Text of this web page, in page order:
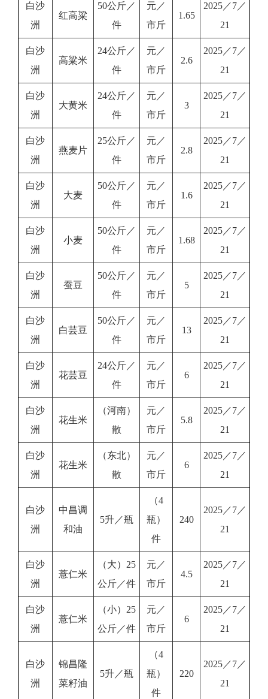
白沙
洲
红高粱
50公斤／
件
元／
市斤
1.65
2025／7／
21
白沙
洲
高粱米
24公斤／
件
元／
市斤
2.6
2025／7／
21
白沙
洲
大黄米
24公斤／
件
元／
市斤
3
2025／7／
21
白沙
洲
燕麦片
25公斤／
件
元／
市斤
2.8
2025／7／
21
白沙
洲
大麦
50公斤／
件
元／
市斤
1.6
2025／7／
21
白沙
洲
小麦
50公斤／
件
元／
市斤
1.68
2025／7／
21
白沙
洲
蚕豆
50公斤／
件
元／
市斤
5
2025／7／
21
白沙
洲
白芸豆
50公斤／
件
元／
市斤
13
2025／7／
21
白沙
洲
花芸豆
24公斤／
件
元／
市斤
6
2025／7／
21
白沙
洲
花生米
（河南）
散
元／
市斤
5.8
2025／7／
21
白沙
洲
花生米
（东北）
散
元／
市斤
6
2025／7／
21
白沙
洲
中昌调
和油
5升／瓶
（4
瓶）
件
240
2025／7／
21
白沙
洲
薏仁米
（大）25
公斤／件
元／
市斤
4.5
2025／7／
21
白沙
洲
薏仁米
（小）25
公斤／件
元／
市斤
6
2025／7／
21
白沙
洲
锦昌隆
菜籽油
5升／瓶
（4
瓶）
件
220
2025／7／
21